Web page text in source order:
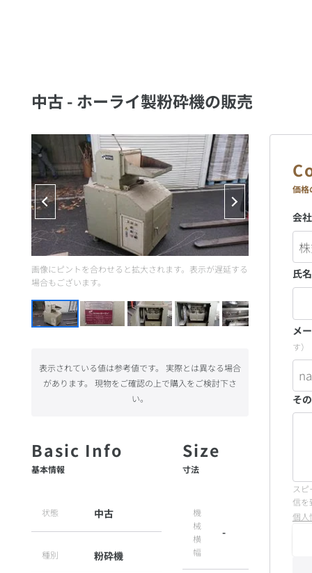
中古 - ホーライ製粉砕機の販売
基本情報
状態 中古
種別 粉砕機
寸法
機
械
横
幅
-
画像にピントを合わせると拡大されます。表示が遅延する
場合もございます。
表示されている値は参考値です。 実際とは異なる場合
があります。 現物をご確認の上で購入をご検討下さ
い。
価格
会
氏名
メ
す）
そ
ス
信を
個人